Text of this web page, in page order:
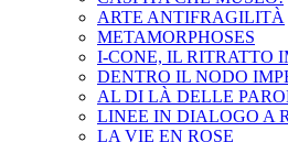
ARTE ANTIFRAGILITÀ
METAMORPHOSES
I-CONE, IL RITRATTO
DENTRO IL NODO
AL DI LÀ DELLE
LINEE IN DIALOGO A
LA VIE EN ROSE